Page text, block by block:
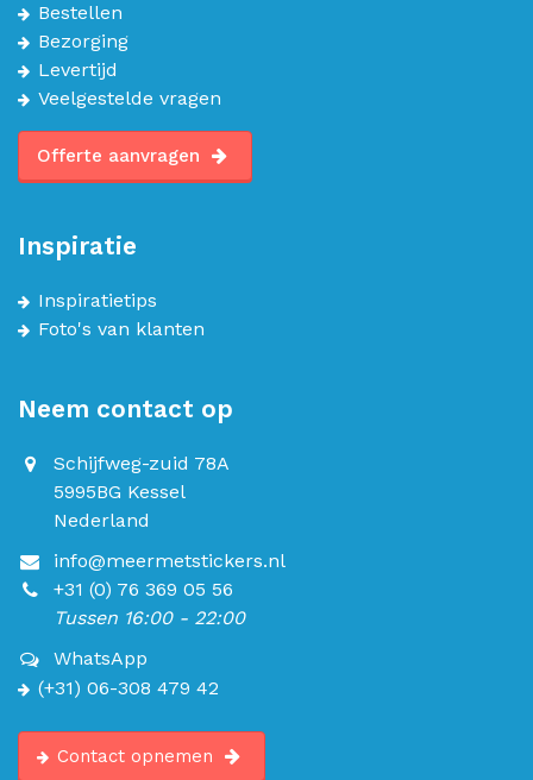
Bestellen
Bezorging
Levertijd
Veelgestelde vragen
Offerte aanvragen
Inspiratie
Inspiratietips
Foto's van klanten
Neem contact op
Schijfweg-zuid 78A
5995BG Kessel
Nederland
info@meermetstickers.nl
+31 (0) 76 369 05 56
Tussen 16:00 - 22:00
WhatsApp
(+31) 06-308 479 42
Contact opnemen